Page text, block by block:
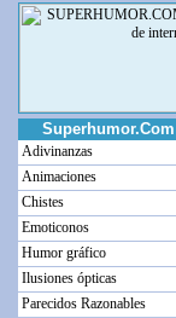
Superhumor.Com
Adivinanzas
Animaciones
Chistes
Emoticonos
Humor gráfico
Ilusiones ópticas
Parecidos Razonables